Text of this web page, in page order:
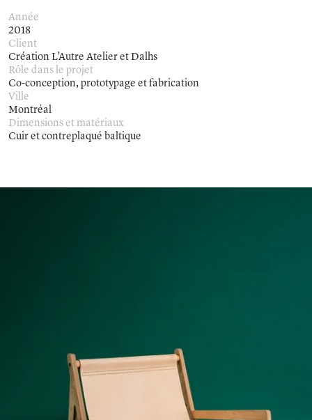
Année
2018
Client
Création L’Autre Atelier et Dalhs
Rôle dans le projet
Co-conception, prototypage et fabrication
Ville
Montréal
Dimensions et matériaux
Cuir et contreplaqué baltique